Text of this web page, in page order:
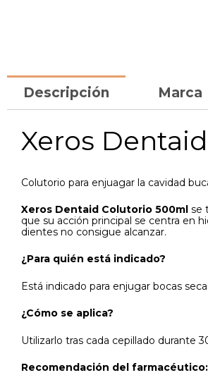
Descripción Marca
Xeros
Colutorio para enjuagar la cavidad
Xeros Dentaid Colutorio 500ml se
que su acción principal se centra en
dientes no consigue alcanzar.
¿Para quién está indicado?
Está indicado para enjugar bocas
¿Cómo se aplica?
Utilizarlo tras cada cepillado durante
Recomendación del farmacéutico: